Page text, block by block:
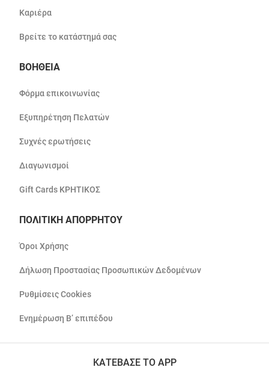
Καριέρα
Βρείτε το κατάστημά σας
ΒΟΗΘΕΙΑ
Φόρμα επικοινωνίας
Εξυπηρέτηση Πελατών
Συχνές ερωτήσεις
Διαγωνισμοί
Gift Cards ΚΡΗΤΙΚΟΣ
ΠΟΛΙΤΙΚΗ ΑΠΟΡΡΗΤΟΥ
Όροι Χρήσης
Δήλωση Προστασίας Προσωπικών Δεδομένων
Ρυθμίσεις Cookies
Ενημέρωση Β’ επιπέδου
ΚΑΤΕΒΑΣΕ ΤΟ APP